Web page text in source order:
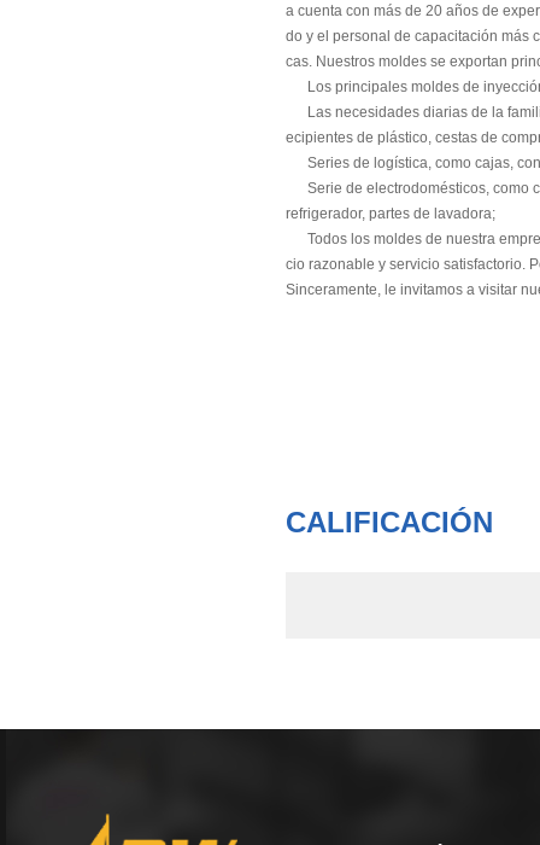
a cuenta con más de 20 años de
do y el personal de capacitación más
cas. Nuestros moldes se exportan
Los principales moldes de
Las necesidades diarias de la
ecipientes de plástico, cestas de
Series de logística, como cajas,
Serie de electrodomésticos, como
refrigerador, partes de lavadora;
Todos los moldes de nuestra
cio razonable y servicio satisfactorio.
Sinceramente, le invitamos a visitar
CALIFICACIÓN